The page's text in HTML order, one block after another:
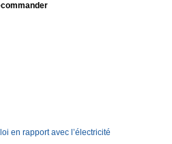
en rapport avec l’électricité